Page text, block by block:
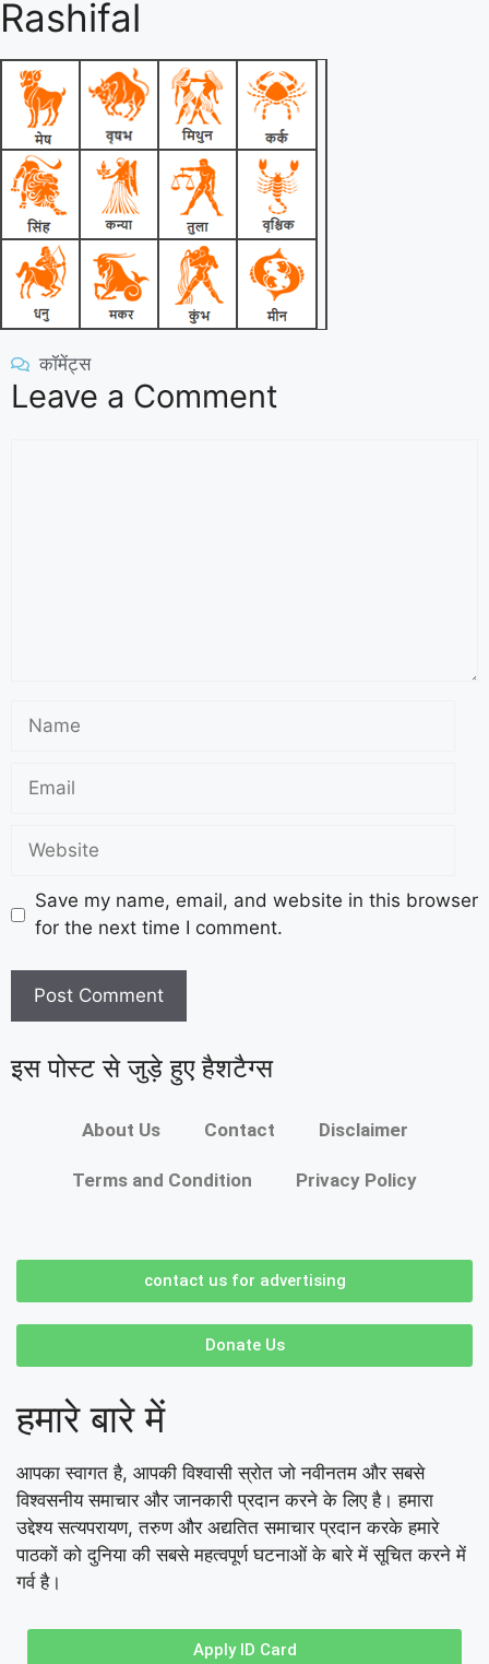
Rashifal
कॉमेंट्स
Leave a Comment
Save my name, email, and website in this browser
for the next time I comment.
इस पोस्ट से जुड़े हुए हैशटैग्स
About Us Contact Disclaimer
Terms and Condition Privacy Policy
contact us for advertising
Donate Us
हमारे बारे में
आपका स्वागत है, आपकी विश्वासी स्रोत जो नवीनतम और सबसे
विश्वसनीय समाचार और जानकारी प्रदान करने के लिए है। हमारा
उद्देश्य सत्यपरायण, तरुण और अद्यतित समाचार प्रदान करके हमारे
पाठकों को दुनिया की सबसे महत्वपूर्ण घटनाओं के बारे में सूचित करने में
गर्व है।
Apply ID Card